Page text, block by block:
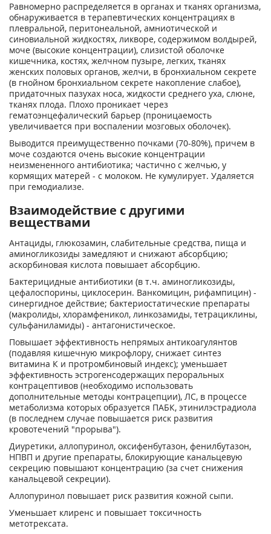
Равномерно распределяется в органах и тканях организма,
обнаруживается в терапевтических концентрациях в
плевральной, перитонеальной, амниотической и
синовиальной жидкостях, ликворе, содержимом волдырей,
моче (высокие концентрации), слизистой оболочке
кишечника, костях, желчном пузыре, легких, тканях
женских половых органов, желчи, в бронхиальном секрете
(в гнойном бронхиальном секрете накопление слабое),
придаточных пазухах носа, жидкости среднего уха, слюне,
тканях плода. Плохо проникает через
гематоэнцефалический барьер (проницаемость
увеличивается при воспалении мозговых оболочек).
Выводится преимущественно почками (70-80%), причем в
моче создаются очень высокие концентрации
неизмененного антибиотика; частично с желчью, у
кормящих матерей - с молоком. Не кумулирует. Удаляется
при гемодиализе.
Взаимодействие с другими
веществами
Антациды, глюкозамин, слабительные средства, пища и
аминогликозиды замедляют и снижают абсорбцию;
аскорбиновая кислота повышает абсорбцию.
Бактерицидные антибиотики (в т.ч. аминогликозиды,
цефалоспорины, циклосерин. Ванкомицин, рифампицин) -
синергидное действие; бактериостатические препараты
(макролиды, хлорамфеникол, линкозамиды, тетрациклины,
сульфаниламиды) - антагонистическое.
Повышает эффективность непрямых антикоагулянтов
(подавляя кишечную микрофлору, снижает синтез
витамина К и протромбиновый индекс); уменьшает
эффективность эстрогенсодержащих пероральных
контрацептивов (необходимо использовать
дополнительные методы контрацепции), ЛС, в процессе
метаболизма которых образуется ПАБК, этинилэстрадиола
(в последнем случае повышается риск развития
кровотечений "прорыва").
Диуретики, аллопуринол, оксифенбутазон, фенилбутазон,
HПBП и другие препараты, блокирующие канальцевую
секрецию повышают концентрацию (за счет снижения
канальцевой секреции).
Аллопуринол повышает риск развития кожной сыпи.
Уменьшает клиренс и повышает токсичность
метотрексата.